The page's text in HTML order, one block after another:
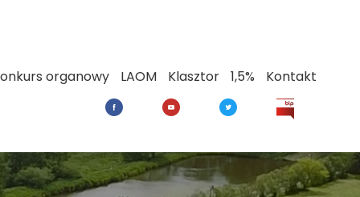
organowy LAOM Klasztor 1,5% Kontakt